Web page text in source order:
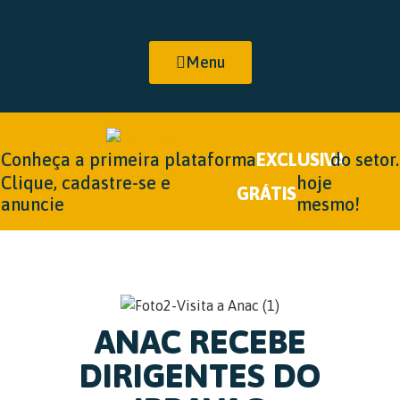
Menu
Conheça a primeira plataformaEXCLUSIVAdo setor.
Clique, cadastre-se e
anuncie
GRÁTIS
hoje
mesmo!
ANAC RECEBE
DIRIGENTES DO